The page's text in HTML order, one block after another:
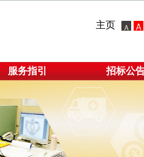
主页
服务指引 招标公